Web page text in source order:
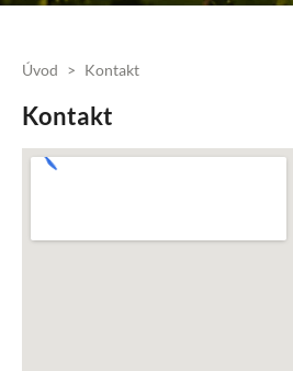
Úvod Kontakt
Kontakt